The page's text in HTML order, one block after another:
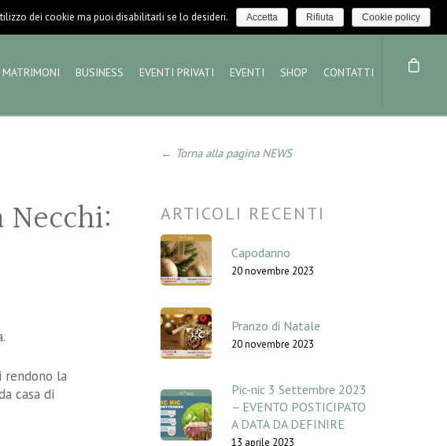
LOGIN / LOGOUT NEWS
MATRIMONI BUSINESS EVENTI PRIVATI EVENTI SHOP CONTATTI
Necchi:
la
casa di
← Torna alla pagina NEWS
ARTICOLI RECENTI
Capodanno
20 novembre 2023
Pranzo di Natale
20 novembre 2023
Pic-nic 3 Settembre 2023
– EVENTO POSTICIPATO
A DATA DA DEFINIRE
13 aprile 2023
dei cookie ma puoi disabilitarli se lo desideri. Accetta Rifiuta Cookie policy